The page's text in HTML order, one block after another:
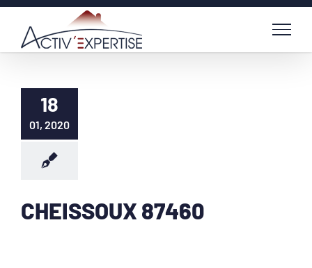
Passer
contenu
18
01, 2020
CHEISSOUX 87460